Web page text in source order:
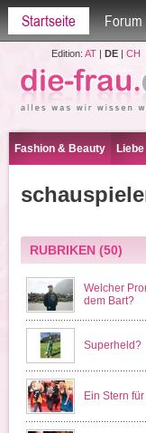
Startseite Forum
Edition: AT| DE| CH
Fashion & Beauty
RUBRIKEN(50)
Welcher
dem Bart?
Superheld?
Ein Stern